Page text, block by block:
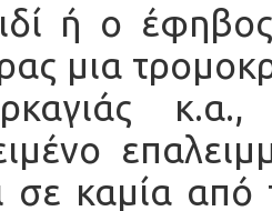
ή ο
μια
σε καμία από